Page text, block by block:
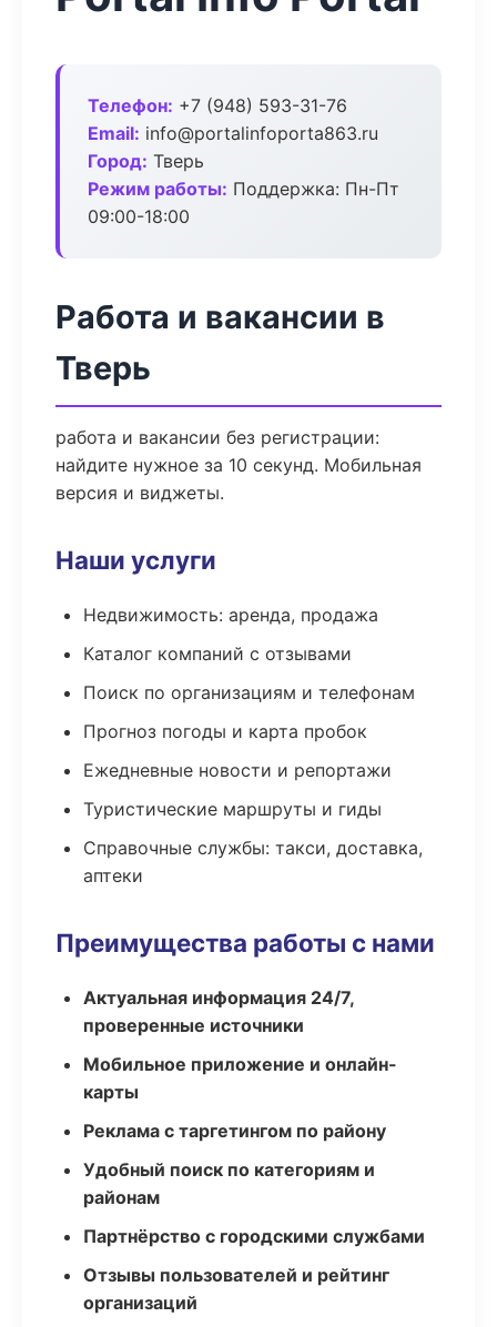
Телефон: +7 (948) 593-31-76
Email: info@portalinfoporta863.ru
Город: Тверь
Режим работы: Поддержка: Пн-Пт
09:00-18:00
Работа и вакансии в
Тверь
работа и вакансии без регистрации:
найдите нужное за 10 секунд. Мобильная
версия и виджеты.
Наши услуги
Недвижимость: аренда, продажа
Каталог компаний с отзывами
Поиск по организациям и телефонам
Прогноз погоды и карта пробок
Ежедневные новости и репортажи
Туристические маршруты и гиды
Справочные службы: такси, доставка,
аптеки
Преимущества работы с нами
Актуальная информация 24/7,
проверенные источники
Мобильное приложение и онлайн-
карты
Реклама с таргетингом по району
Удобный поиск по категориям и
районам
Партнёрство с городскими службами
Отзывы пользователей и рейтинг
организаций